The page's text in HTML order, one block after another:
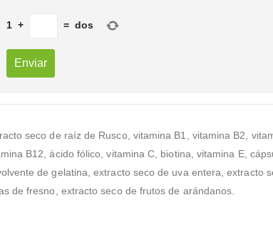
1 + = dos
seco de raíz de Rusco, vitamina B1, vitamina B2,
B12, ácido fólico, vitamina C, biotina, vitamina E,
de gelatina, extracto seco de uva entera, extracto
de fresno, extracto seco de frutos de arándanos.